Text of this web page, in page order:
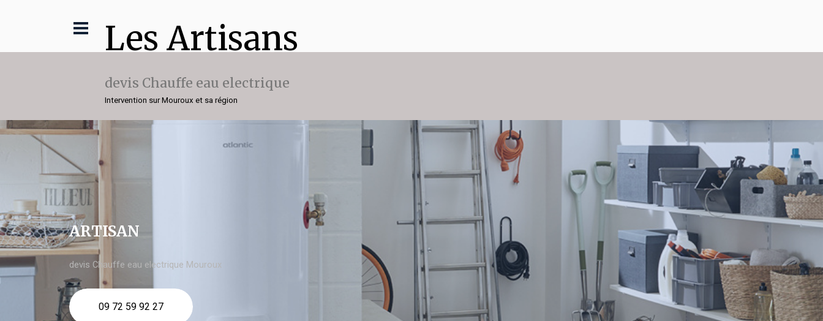
Les Artisans
devis Chauffe eau electrique
Intervention sur Mouroux et sa région
ARTISAN
devis Chauffe eau electrique Mouroux
09 72 59 92 27